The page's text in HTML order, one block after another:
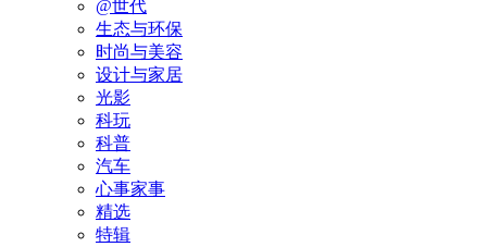
@世代
生态与环保
时尚与美容
设计与家居
光影
科玩
科普
汽车
心事家事
精选
特辑